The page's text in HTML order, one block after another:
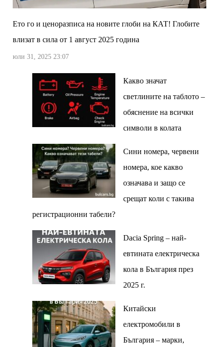
Ето го и ценоразписа на новите глоби на КАТ! Глобите
влизат в сила от 1 август 2025 година
юли 31, 2025 23:07
Какво значат
светлините на таблото –
обяснение на всички
символи в колата
Сини номера, червени
номера, кое какво
означава и защо се
срещат коли с такива
регистрационни табели?
Dacia Spring – най-
евтината електрическа
кола в България през
2025 г.
Китайски
електромобили в
България – марки,